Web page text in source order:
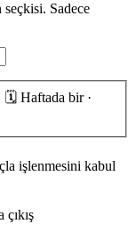
seçkisi. Sadece
🗓 Haftada bir ·
işlenmesini kabul